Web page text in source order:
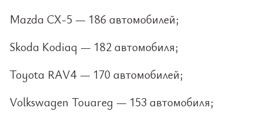
Mazda CX-5 — 186 автомобилей;
Skoda Kodiaq — 182 автомобиля;
Toyota RAV4 — 170 автомобилей;
Volkswagen Touareg — 153 автомобиля;